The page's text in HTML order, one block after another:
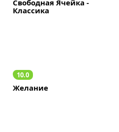
Свободная Ячейка -
Классика
10.0
Желание